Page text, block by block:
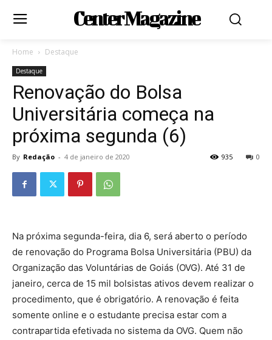
Center Magazine
Home Destaque
Destaque
Renovação do Bolsa
Universitária começa na
próxima segunda (6)
By Redação - 4 de janeiro de 2020 0
935
Na próxima segunda-feira, dia 6, será aberto o período
de renovação do Programa Bolsa Universitária (PBU) da
Organização das Voluntárias de Goiás (OVG). Até 31 de
janeiro, cerca de 15 mil bolsistas ativos devem realizar o
procedimento, que é obrigatório. A renovação é feita
somente online e o estudante precisa estar com a
contrapartida efetivada no sistema da OVG. Quem não